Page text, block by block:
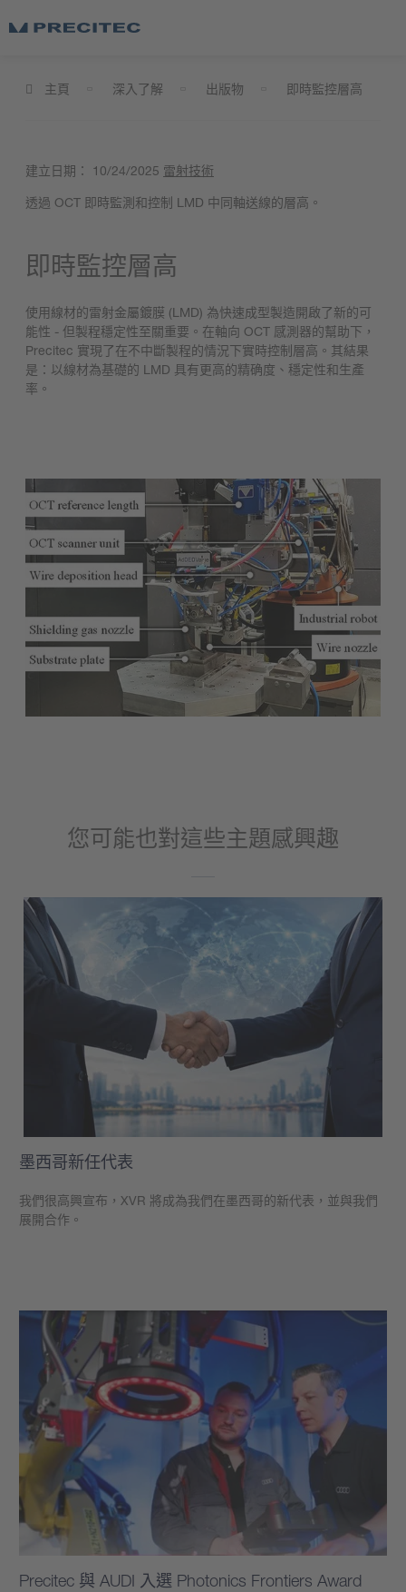
主頁 深入了解 出版物 即時監控層高
建立日期： 10/24/2025 雷射技術
透過 OCT 即時監測和控制 LMD 中同軸送線的層高。
即時監控層高
使用線材的雷射金屬鍍膜 (LMD) 為快速成型製造開啟了新的可
能性 - 但製程穩定性至關重要。在軸向 OCT 感測器的幫助下，
Precitec 實現了在不中斷製程的情況下實時控制層高。其結果
是：以線材為基礎的 LMD 具有更高的精确度、穩定性和生產
率。
您可能也對這些主題感興趣
墨西哥新任代表
我們很高興宣布，XVR 將成為我們在墨西哥的新代表，並與我們
展開合作。
Precitec 與 AUDI 入選 Photonics Frontiers Award